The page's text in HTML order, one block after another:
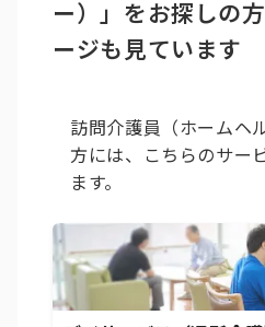
ー）」をお探しの
ージも見ています
訪問介護員（ホームヘ
方には、こちらのサー
ます。